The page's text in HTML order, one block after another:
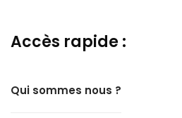
Accès rapide :
Qui sommes nous ?